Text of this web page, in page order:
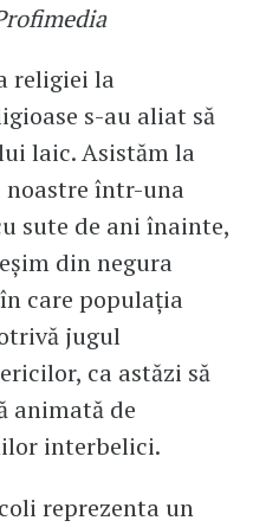
religiei la
s-au aliat să
laic. Asistăm la
într-una
sute de ani înainte,
din negura
care populația
jugul
ca astăzi să
animată de
interbelici.
reprezenta un